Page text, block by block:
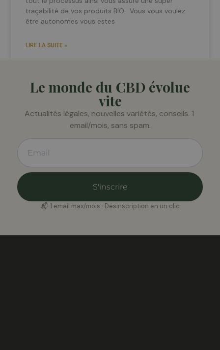
traçabilité de vos produits BIO. Vous vous voulez
être autonomes vous estes
LIRE LA SUITE »
Le monde du CBD évolue
vite
Actualités légales, nouvelles variétés, conseils. 1
email/mois, sans spam.
S'inscrire
📬 1 email max/mois · Désinscription en un clic